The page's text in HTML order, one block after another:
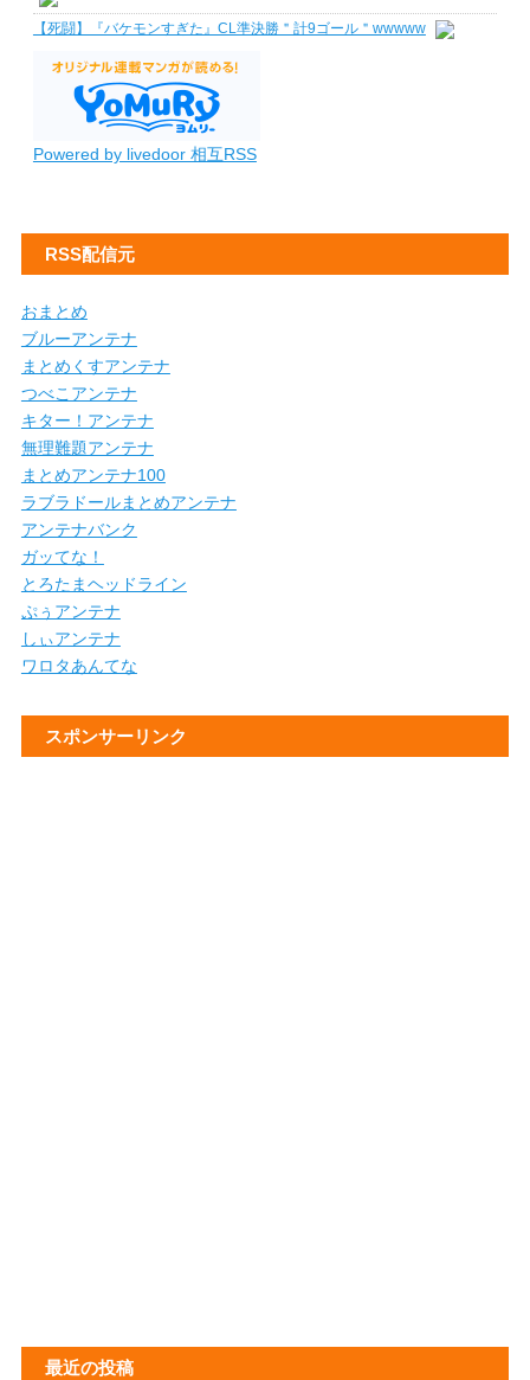
【死闘】『バケモンすぎた』CL準決勝＂計9ゴール＂wwwww
Powered by livedoor 相互RSS
RSS配信元
おまとめ
ブルーアンテナ
まとめくすアンテナ
つべこアンテナ
キター！アンテナ
無理難題アンテナ
まとめアンテナ100
ラブラドールまとめアンテナ
アンテナバンク
ガッてな！
とろたまヘッドライン
ぷぅアンテナ
しぃアンテナ
ワロタあんてな
スポンサーリンク
最近の投稿